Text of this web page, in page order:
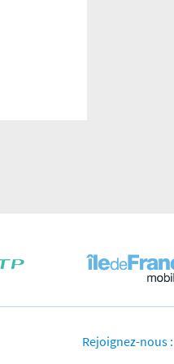
Rejoignez-nous :